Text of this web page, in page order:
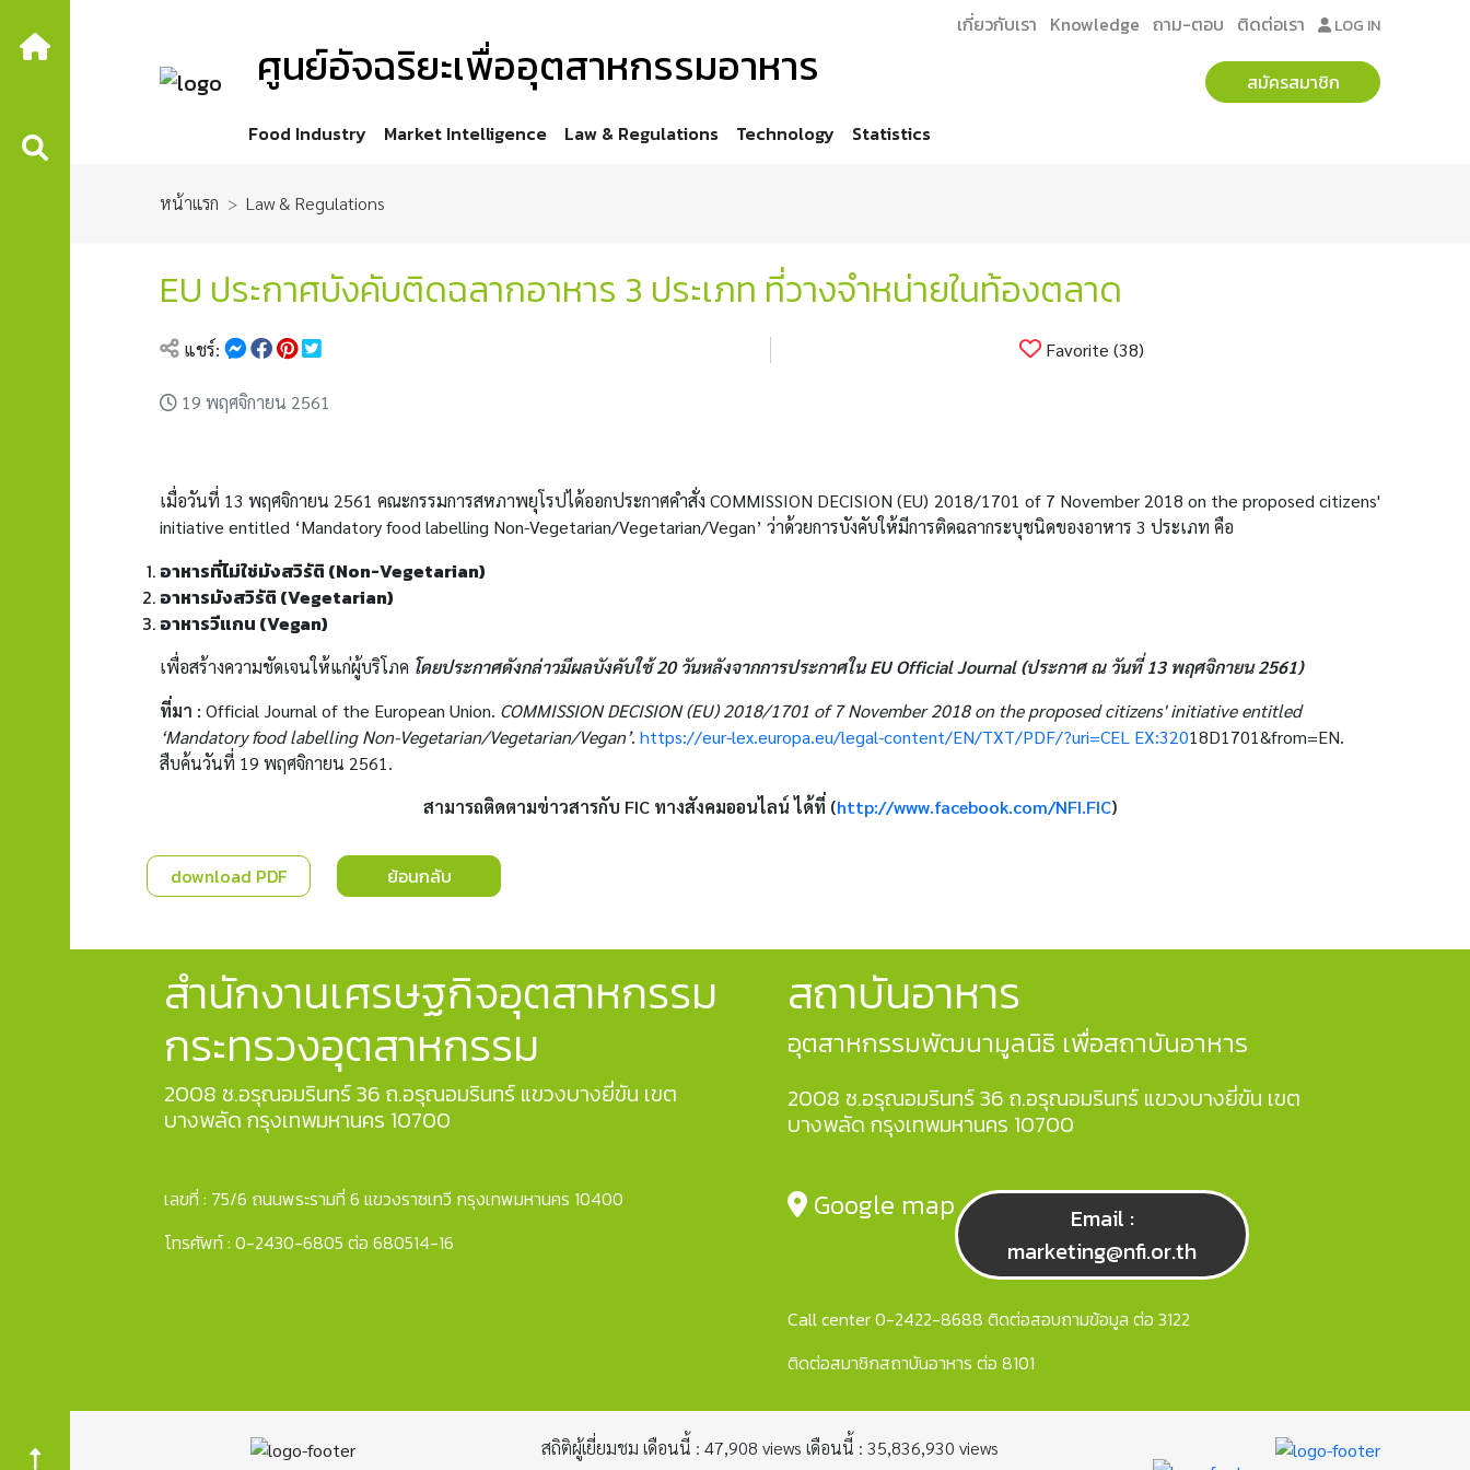
ศูนย์อัจฉริยะเพื่ออุตสาหกรรมอาหาร
Food Industry Market Intelligence Law & Regulations Technology Statistics
เกี่ยวกับเรา Knowledge ถาม-ตอบ ติดต่อเรา LOG IN
สมัครสมาชิก
หน้าแรก Law & Regulations
EU ประกาศบังคับติดฉลากอาหาร 3 ประเภท ที่วางจำหน่ายในท้องตลาด
แชร์: Favorite (38)
19 พฤศจิกายน 2561
เมื่อวันที่ 13 พฤศจิกายน 2561 คณะกรรมการสหภาพยุโรปได้ออกประกาศคำสั่ง COMMISSION DECISION (EU) 2018/1701 of 7 November 2018 on the proposed citizens'
initiative entitled ‘Mandatory food labelling Non-Vegetarian/Vegetarian/Vegan’ ว่าด้วยการบังคับให้มีการติดฉลากระบุชนิดของอาหาร 3 ประเภท คือ
อาหารที่ไม่ใช่มังสวิรัติ (Non-Vegetarian)
อาหารมังสวิรัติ (Vegetarian)
อาหารวีแกน (Vegan)
เพื่อสร้างความชัดเจนให้แก่ผู้บริโภค โดยประกาศดังกล่าวมีผลบังคับใช้ 20 วันหลังจากการประกาศในEU Official Journal (ประกาศ ณ วันที่ 13 พฤศจิกายน 2561)
ที่มา : Official Journal of the European Union. COMMISSION DECISION (EU) 2018/1701 of 7 November 2018 on the proposed citizens' initiative entitled
‘Mandatory food labelling Non-Vegetarian/Vegetarian/Vegan’. https://eur-lex.europa.eu/legal-content/EN/TXT/PDF/?uri=CEL EX:32018D1701&from=EN.
สืบค้นวันที่ 19 พฤศจิกายน 2561.
สามารถติดตามข่าวสารกับ FIC ทางสังคมออนไลน์ ได้ที่ (http://www.facebook.com/NFI.FIC)
download PDF ย้อนกลับ
สำนักงานเศรษฐกิจอุตสาหกรรม
กระทรวงอุตสาหกรรม
2008 ซ.อรุณอมรินทร์ 36 ถ.อรุณอมรินทร์ แขวงบางยี่ขัน เขต
บางพลัด กรุงเทพมหานคร 10700
เลขที่ : 75/6 ถนนพระรามที่ 6 แขวงราชเทวี กรุงเทพมหานคร 10400
โทรศัพท์ : 0-2430-6805 ต่อ 680514-16
สถาบันอาหาร
อุตสาหกรรมพัฒนามูลนิธิ เพื่อสถาบันอาหาร
2008 ซ.อรุณอมรินทร์ 36 ถ.อรุณอมรินทร์ แขวงบางยี่ขัน เขต
บางพลัด กรุงเทพมหานคร 10700
Google map
Email :
marketing@nfi.or.th
Call center 0-2422-8688 ติดต่อสอบถามข้อมูล ต่อ 3122
ติดต่อสมาชิกสถาบันอาหาร ต่อ 8101
สถิติผู้เยี่ยมชม เดือนนี้ : 47,908 views เดือนนี้ : 35,836,930 views